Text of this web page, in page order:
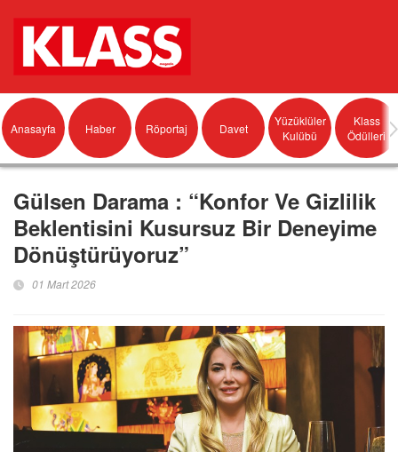
Anasayfa Haber Röportaj Davet
Yüzüklüler
Kulübü
Klass
Ödülleri
Gülsen Darama : “Konfor Ve Gizlilik
Beklentisini Kusursuz Bir Deneyime
Dönüştürüyoruz”
01 Mart 2026